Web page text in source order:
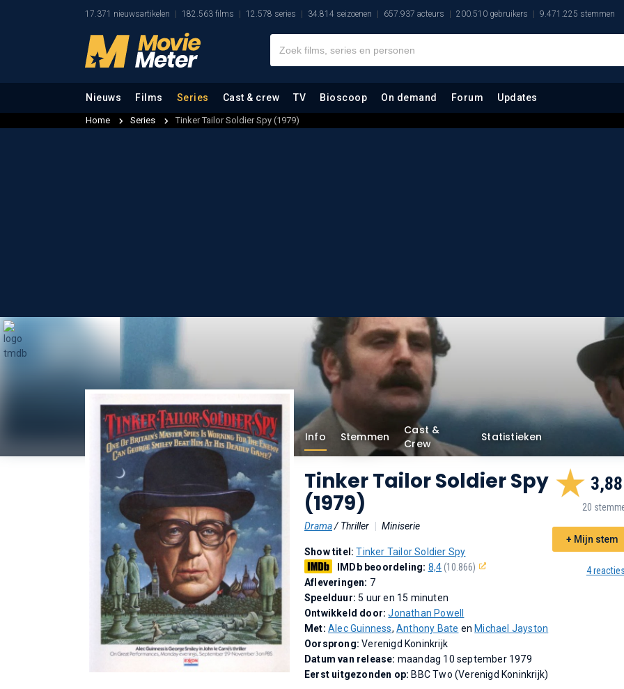
17.371 nieuwsartikelen 182.563 films 12.578 series 34.814 seizoenen 657.937 acteurs 200.510 gebruikers 9.471.225 stemmen
Nieuws Films Series Cast & crew TV Bioscoop On demand Forum Updates
Home Series Tinker Tailor Soldier Spy (1979)
Info Stemmen
Cast &
Crew
Statistieken
Tinker Tailor Soldier Spy
(1979)
Drama/ Thriller Miniserie
3,88
20
+ Mijn stem
4
Show titel:Tinker Tailor Soldier Spy
IMDb beoordeling: 8,4(10.866)
Afleveringen: 7
Speelduur:5 uur en 15 minuten
Ontwikkeld door:Jonathan Powell
Met: Alec Guinness,Anthony Bate en Michael Jayston
Oorsprong:Verenigd Koninkrijk
Datum van release: maandag 10 september 1979
Eerst uitgezonden op: BBC Two (Verenigd Koninkrijk)